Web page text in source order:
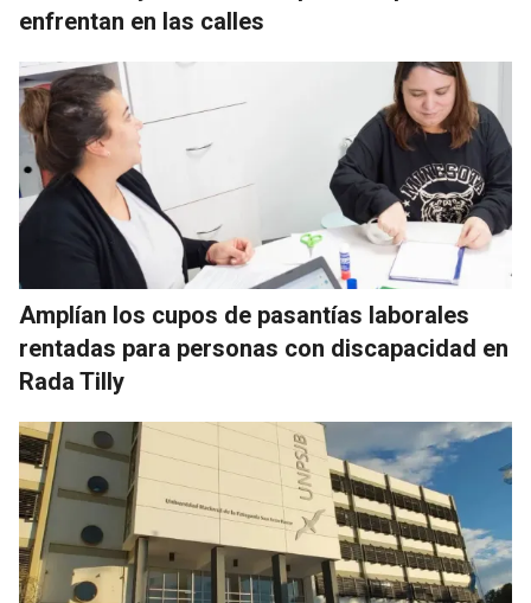
enfrentan en las calles
Amplían los cupos de pasantías laborales
rentadas para personas con discapacidad en
Rada Tilly